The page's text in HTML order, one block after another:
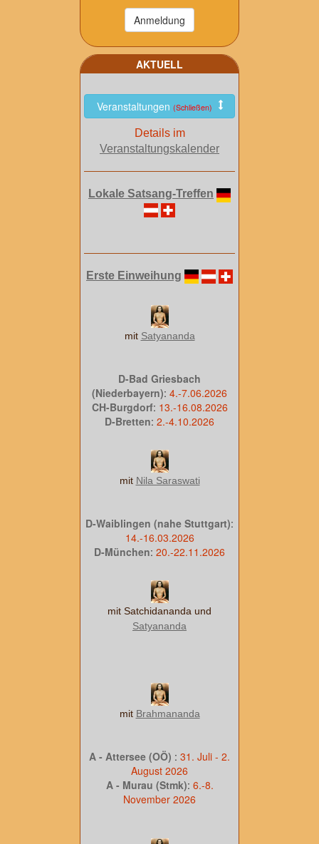
AKTUELL
Veranstaltungen (Schließen)
Details im
Veranstaltungskalender
Lokale Satsang-Treffen
Erste Einweihung
mit Satyananda
D-Bad Griesbach
(Niederbayern): 4.-7.06.2026
CH-Burgdorf: 13.-16.08.2026
D-Bretten: 2.-4.10.2026
mit Nila Saraswati
D-Waiblingen (nahe Stuttgart):
14.-16.03.2026
D-München: 20.-22.11.2026
mit Satchidananda und
Satyananda
mit Brahmananda
A - Attersee (OÖ) : 31. Juli - 2.
August 2026
A - Murau (Stmk): 6.-8.
November 2026